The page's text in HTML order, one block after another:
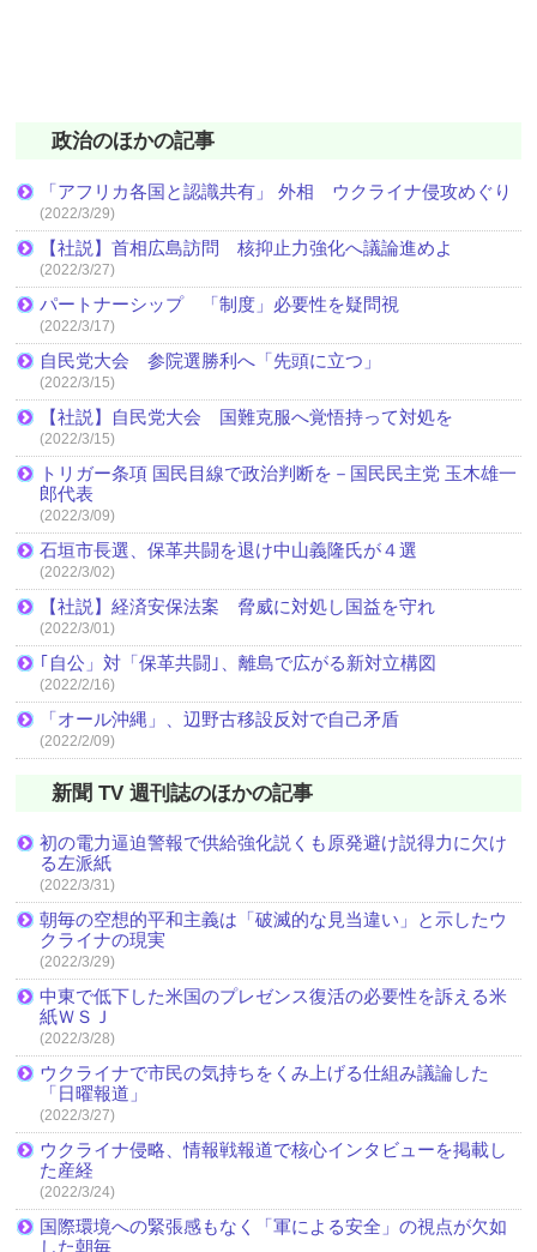
政治のほかの記事
「アフリカ各国と認識共有」 外相 ウクライナ侵攻めぐり
(2022/3/29)
【社説】首相広島訪問 核抑止力強化へ議論進めよ
(2022/3/27)
パートナーシップ 「制度」必要性を疑問視
(2022/3/17)
自民党大会 参院選勝利へ「先頭に立つ」
(2022/3/15)
【社説】自民党大会 国難克服へ覚悟持って対処を
(2022/3/15)
トリガー条項 国民目線で政治判断を－国民民主党 玉木雄一
郎代表
(2022/3/09)
石垣市長選、保革共闘を退け中山義隆氏が４選
(2022/3/02)
【社説】経済安保法案 脅威に対処し国益を守れ
(2022/3/01)
｢自公」対「保革共闘｣、離島で広がる新対立構図
(2022/2/16)
「オール沖縄」、辺野古移設反対で自己矛盾
(2022/2/09)
新聞 TV 週刊誌のほかの記事
初の電力逼迫警報で供給強化説くも原発避け説得力に欠け
る左派紙
(2022/3/31)
朝毎の空想的平和主義は「破滅的な見当違い」と示したウ
クライナの現実
(2022/3/29)
中東で低下した米国のプレゼンス復活の必要性を訴える米
紙ＷＳＪ
(2022/3/28)
ウクライナで市民の気持ちをくみ上げる仕組み議論した
「日曜報道」
(2022/3/27)
ウクライナ侵略、情報戦報道で核心インタビューを掲載し
た産経
(2022/3/24)
国際環境への緊張感もなく「軍による安全」の視点が欠如
した朝毎